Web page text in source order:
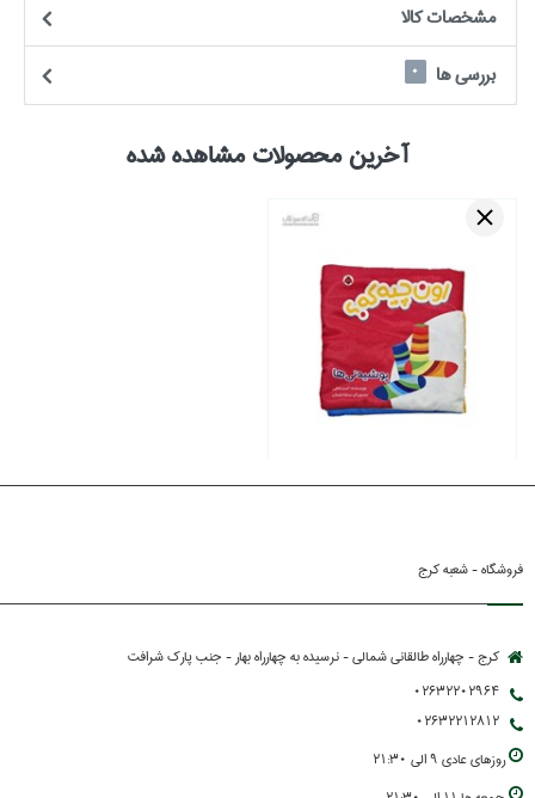
مشخصات كالا
بررسی ها
0
آخرین محصولات مشاهده شده
فروشگاه - شعبه کرج
کرج - چهارراه طالقانی شمالی - نرسیده به چهارراه بهار - جنب پارك شرافت
02632202964
02632212812
روزهاي عادي 9 الي 21:30